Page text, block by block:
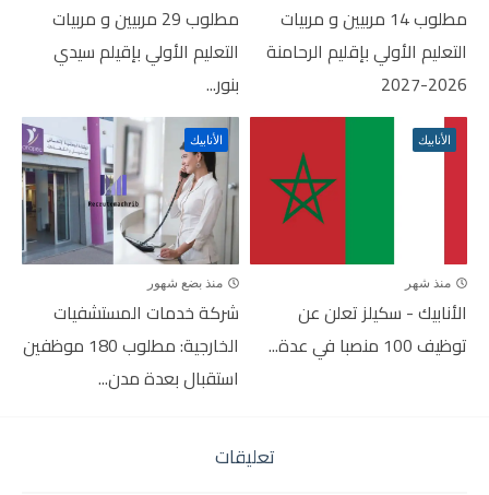
مطلوب 14 مربيين و مربيات
التعليم الأولي بإقليم الرحامنة
2026-2027
مطلوب 29 مربيين و مربيات
التعليم الأولي بإقيلم سيدي
بنور...
الأنابيك
منذ شهر
الأنابيك - سكيلز تعلن عن
توظيف 100 منصبا في عدة...
الأنابيك
منذ بضع شهور
شركة خدمات المستشفيات
الخارجية: مطلوب 180 موظفين
استقبال بعدة مدن...
تعليقات